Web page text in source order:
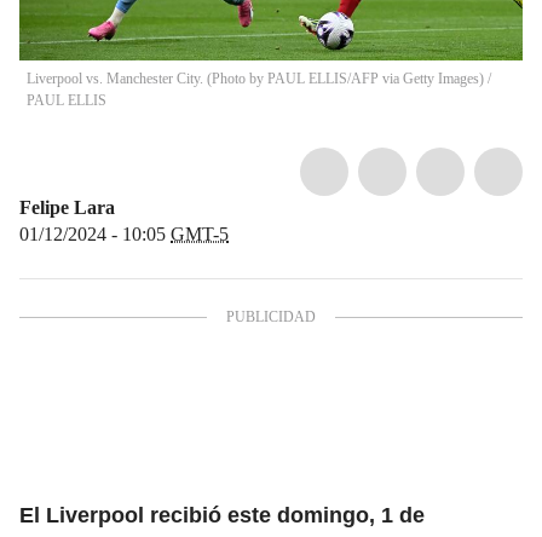
Liverpool vs. Manchester City. (Photo by PAUL ELLIS/AFP via Getty Images) /
PAUL ELLIS
Felipe Lara
01/12/2024 - 10:05 GMT-5
El Liverpool recibió este domingo, 1 de